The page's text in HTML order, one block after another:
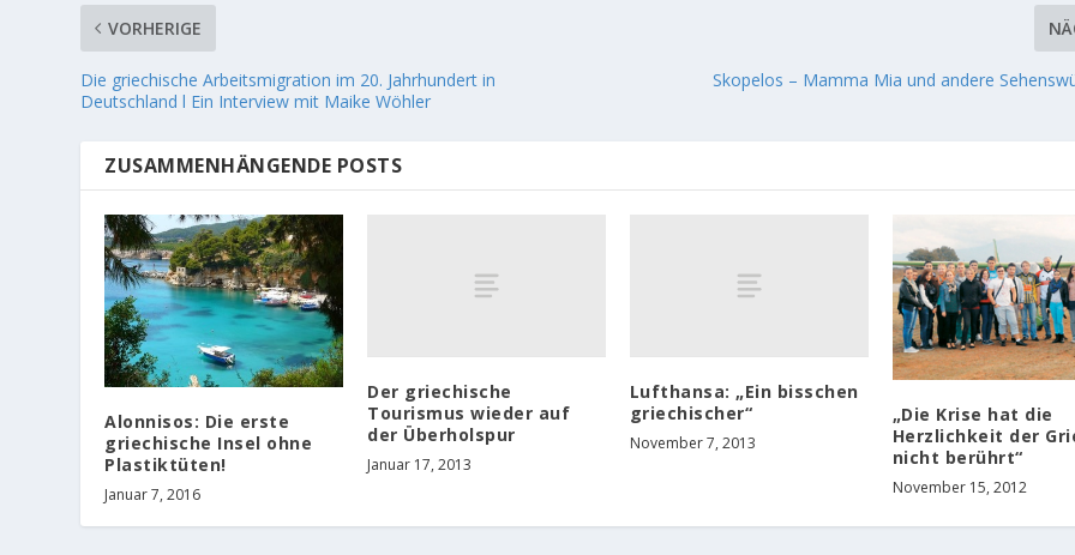
VORHERIGE
Die griechische Arbeitsmigration im 20. Jahrhundert in
Deutschland l Ein Interview mit Maike Wöhler
Skopelos – Mamma Mia und andere
ZUSAMMENHÄNGENDE POSTS
Alonnisos: Die erste
griechische Insel ohne
Plastiktüten!
Januar 7, 2016
Der griechische
Tourismus wieder auf
der Überholspur
Januar 17, 2013
Lufthansa: „Ein bisschen
griechischer“
November 7, 2013
„Die Krise hat die
Herzlichkeit der
nicht berührt“
November 15, 2012